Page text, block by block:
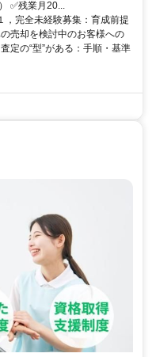
✅残業月20...
，完全未経験募集：育成前提
売却を検討中のお客様への
定の“型”がある：手順・基準